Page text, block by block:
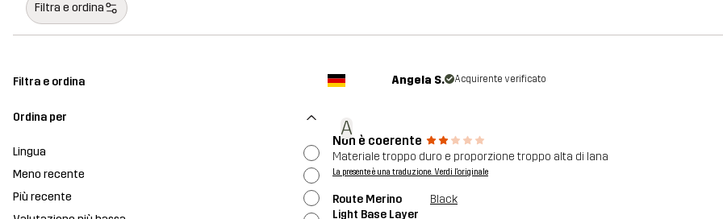
Filtra e ordina
Filtra e ordina
Ordina per
Lingua
Meno recente
Più recente
A
Angela S. Acquirente verificato
Non è coerente
Materiale troppo duro e proporzione troppo alta di lana
La presente è una traduzione. Verdi l'originale
Route Merino
Light Base Layer
Black